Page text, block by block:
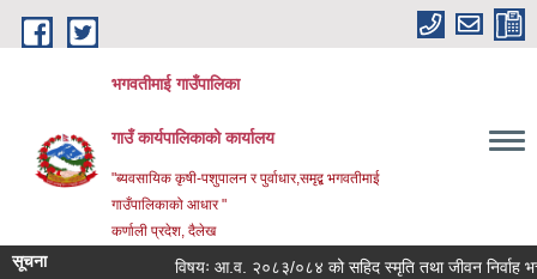
Skip to main content
भगवतीमाई गाउँपालिका
गाउँ कार्यपालिकाको कार्यालय
"ब्यवसायिक कृषी-पशुपालन र पुर्वाधार,समृद्ब भगवतीमाई
गाउँपालिकाको आधार "
कर्णाली प्रदेश, दैलेख
सूचना विषयः आ.व. २०८३/०८४ को सहिद स्मृति तथा जीवन निर्वाह भत्ता